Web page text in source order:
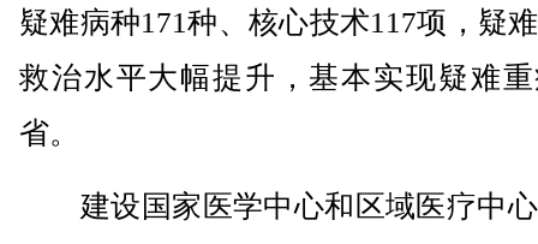
疑难病种171种、核心技术117项，疑
救治水平大幅提升，基本实现疑难
省。
建设国家医学中心和区域医疗中